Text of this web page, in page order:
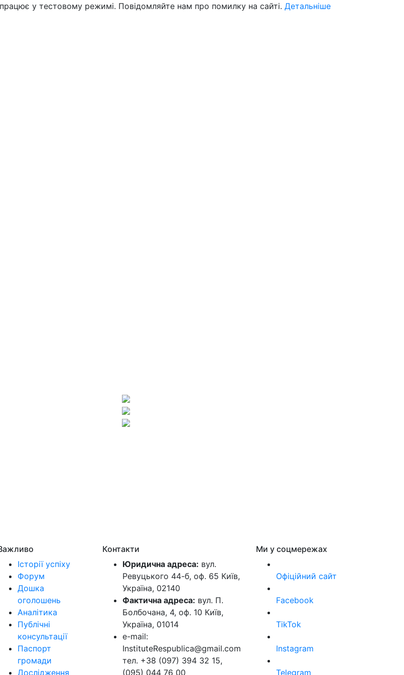
у тестовому режимі. Повідомляйте нам про помилку на сайті. Детальніше
Історії успіху
Форум
Дошка
оголошень
Аналітика
Публічні
консультації
Паспорт
громади
Дослідження
Контакти
Юридична адреса: вул.
Ревуцького 44-б, оф. 65 Київ,
Україна, 02140
Фактична адреса: вул. П.
Болбочана, 4, оф. 10 Київ,
Україна, 01014
e-mail:
InstituteRespublica@gmail.com
тел. +38 (097) 394 32 15,
(095) 044 76 00
Ми у соцмережах
Офіційний сайт
Facebook
TikTok
Instagram
Telegram